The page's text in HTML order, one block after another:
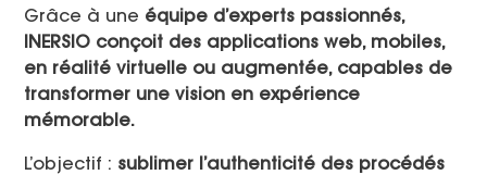
Grâce à une équipe d’experts passionnés,
INERSIO conçoit des applications web, mobiles,
en réalité virtuelle ou augmentée, capables de
transformer une vision en expérience
mémorable.
L’objectif : sublimer l’authenticité des procédés